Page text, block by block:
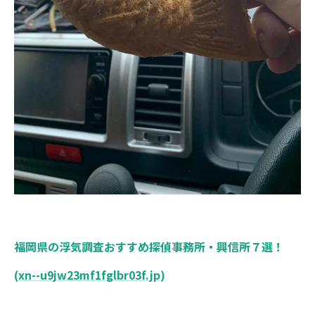
福岡県の浮気調査おすすめ探偵事務所・興信所７選！
(xn--u9jw23mf1fglbr03f.jp)